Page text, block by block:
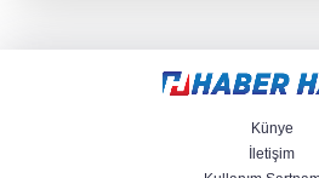
Künye
İletişim